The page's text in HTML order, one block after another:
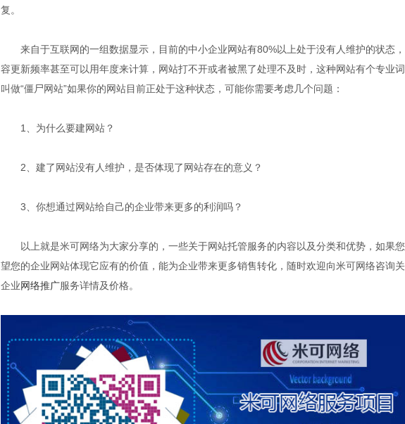
复。
来自于互联网的一组数据显示，目前的中小企业网站有80%以上处于没有人维护的状态
容更新频率甚至可以用年度来计算，网站打不开或者被黑了处理不及时，这种网站有个专业
叫做“僵尸网站”如果你的网站目前正处于这种状态，可能你需要考虑几个问题：
1、为什么要建网站？
2、建了网站没有人维护，是否体现了网站存在的意义？
3、你想通过网站给自己的企业带来更多的利润吗？
以上就是米可网络为大家分享的，一些关于网站托管服务的内容以及分类和优势，如果
望您的企业网站体现它应有的价值，能为企业带来更多销售转化，随时欢迎向米可网络咨询
企业网络推广服务详情及价格。